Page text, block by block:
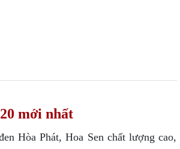
mới nhất
Hòa Phát, Hoa Sen chất lượng cao,